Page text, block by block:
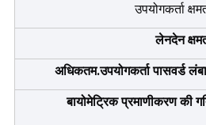
उपयोगकर्ता
लेनदेन
अधिकतम.उपयोगकर्ता पासवर्ड
बायोमेट्रिक प्रमाणीकरण की